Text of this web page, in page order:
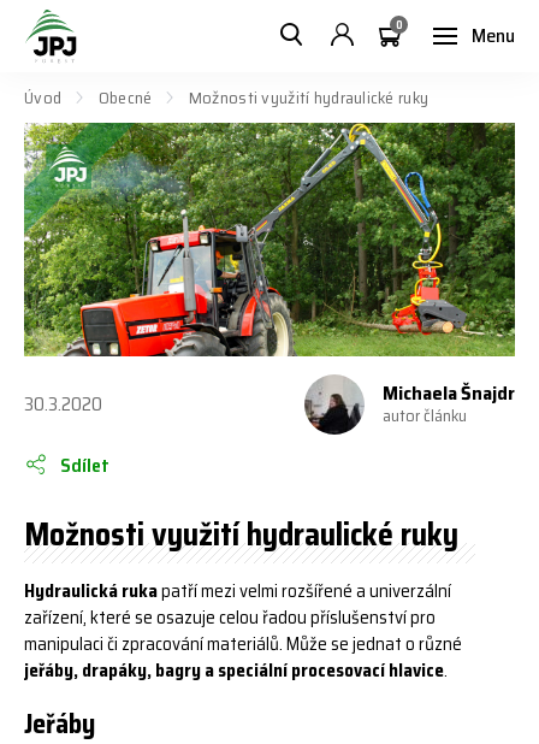
Menu
0
Úvod Obecné Možnosti využití hydraulické ruky
30.3.2020
Sdílet
Michaela Šnajdr
autor článku
Možnosti využití hydraulické ruky
Hydraulická rukapatří mezi velmi rozšířené a univerzální
zařízení, které se osazuje celou řadou příslušenství pro
manipulaci či zpracování materiálů. Může se jednat o různé
jeřáby, drapáky, bagry a speciální procesovací hlavice.
Jeřáby